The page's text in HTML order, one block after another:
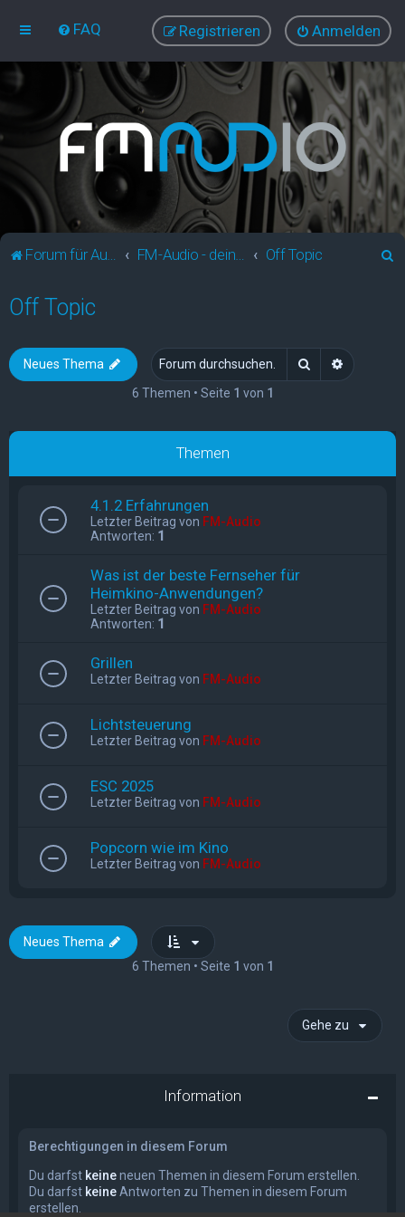
FAQ Anmelden
Registrieren
Forum für Audio und Video Off Topic
Off Topic
Neues Thema Suche
6 Themen • Seite 1 von 1
Themen
4.1.2 Erfahrungen
Letzter Beitrag von FM-Audio
Antworten: 1
Was ist der beste Fernseher für
Heimkino-Anwendungen?
Letzter Beitrag von FM-Audio
Antworten: 1
Grillen
Letzter Beitrag von FM-Audio
Lichtsteuerung
Letzter Beitrag von FM-Audio
ESC 2025
Letzter Beitrag von FM-Audio
Popcorn wie im Kino
Letzter Beitrag von FM-Audio
Neues Thema
6 Themen • Seite 1 von 1
Gehe zu
Information
Berechtigungen in diesem Forum
Du darfst keineneuen Themen in diesem Forum erstellen.
Du darfst keineAntworten zu Themen in diesem Forum
erstellen.